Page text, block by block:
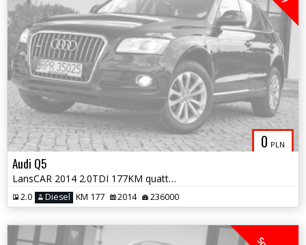
0 PLN
Audi Q5
LansCAR 2014 2.0TDI 177KM quattro Sport STronic SkóraChromXenonLED PDC
2.0 Diesel KM 177 2014 236000